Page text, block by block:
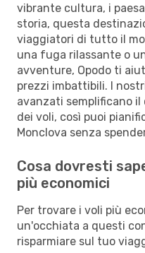
vibrante cultura, i
storia, questa
viaggiatori di tutto il
una fuga rilassante o
avventure, Opodo ti
prezzi imbattibili. I
avanzati semplificano
dei voli, così puoi
Monclova senza
Cosa dovresti
più economici
Per trovare i voli più
un'occhiata a questi
risparmiare sul tuo